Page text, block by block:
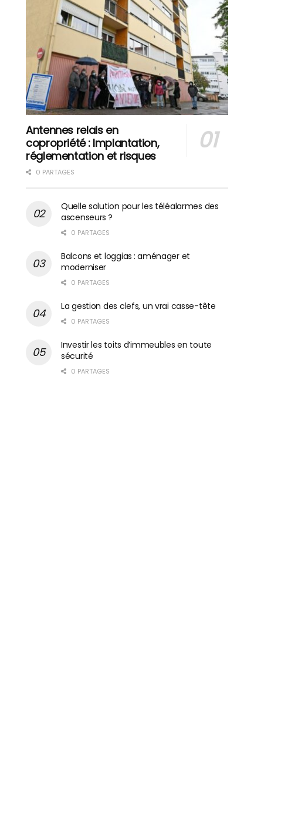
Antennes relais en
copropriété : Implantation,
réglementation et risques
0 PARTAGES
Quelle solution pour les téléalarmes des
ascenseurs ?
0 PARTAGES
Balcons et loggias : aménager et
moderniser
0 PARTAGES
La gestion des clefs, un vrai casse-tête
0 PARTAGES
Investir les toits d’immeubles en toute
sécurité
0 PARTAGES